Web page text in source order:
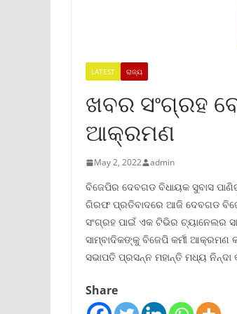
LATEST ରାଜ୍ୟ
ଖବର ସଂଗ୍ରହ
ଆକ୍ରମଣ
May 2, 2022 admin
ବିଜେପିର ଦେବଗଡ ବିଧାୟକ ସୁବାସ
ଗିରଫ ପ୍ରତିବାଦରେ ଆଜି ଦେବଗଡ
ସଂଗ୍ରହ ପାଇଁ ଏକ ଟିଭିର ଚ୍ୟାନେଲର
ସାମ୍ବାଦିକଙ୍କୁ ବିଜେପି କର୍ମୀ ଆକ୍ରମଣ
ସଭାପତି ପ୍ରସନ୍ନ ମହାନ୍ତି ମଧ୍ୟ ନିନ୍ଦା
Share